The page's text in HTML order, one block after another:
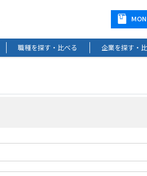
職種を探す・比べる 企業を探す・